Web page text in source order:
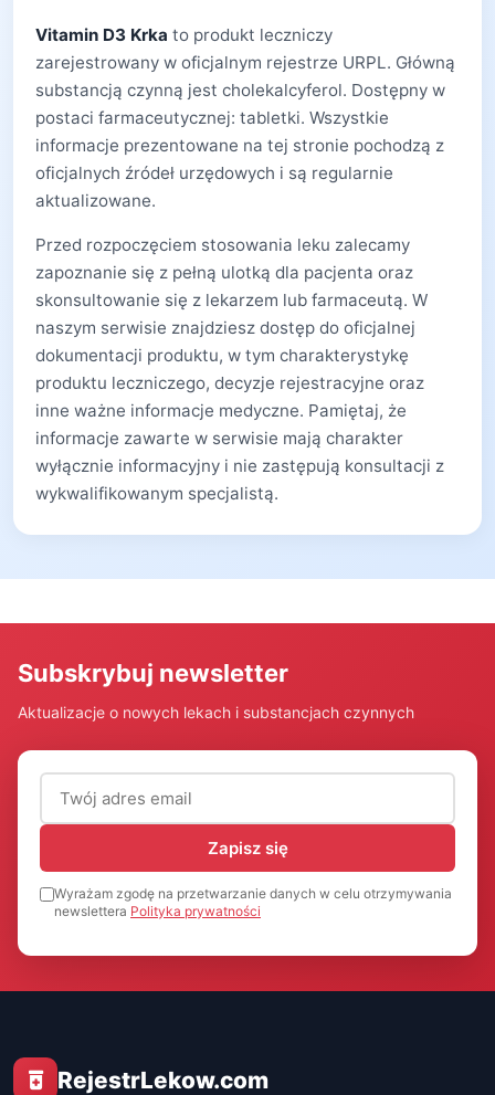
Vitamin D3 Krka to produkt leczniczy
zarejestrowany w oficjalnym rejestrze URPL. Główną
substancją czynną jest cholekalcyferol. Dostępny w
postaci farmaceutycznej: tabletki. Wszystkie
informacje prezentowane na tej stronie pochodzą z
oficjalnych źródeł urzędowych i są regularnie
aktualizowane.
Przed rozpoczęciem stosowania leku zalecamy
zapoznanie się z pełną ulotką dla pacjenta oraz
skonsultowanie się z lekarzem lub farmaceutą. W
naszym serwisie znajdziesz dostęp do oficjalnej
dokumentacji produktu, w tym charakterystykę
produktu leczniczego, decyzje rejestracyjne oraz
inne ważne informacje medyczne. Pamiętaj, że
informacje zawarte w serwisie mają charakter
wyłącznie informacyjny i nie zastępują konsultacji z
wykwalifikowanym specjalistą.
Subskrybuj newsletter
Aktualizacje o nowych lekach i substancjach czynnych
Adres email (wymagany)
Zapisz się
Wyrażam zgodę na przetwarzanie danych w celu otrzymywania
newslettera Polityka prywatności
RejestrLekow.com